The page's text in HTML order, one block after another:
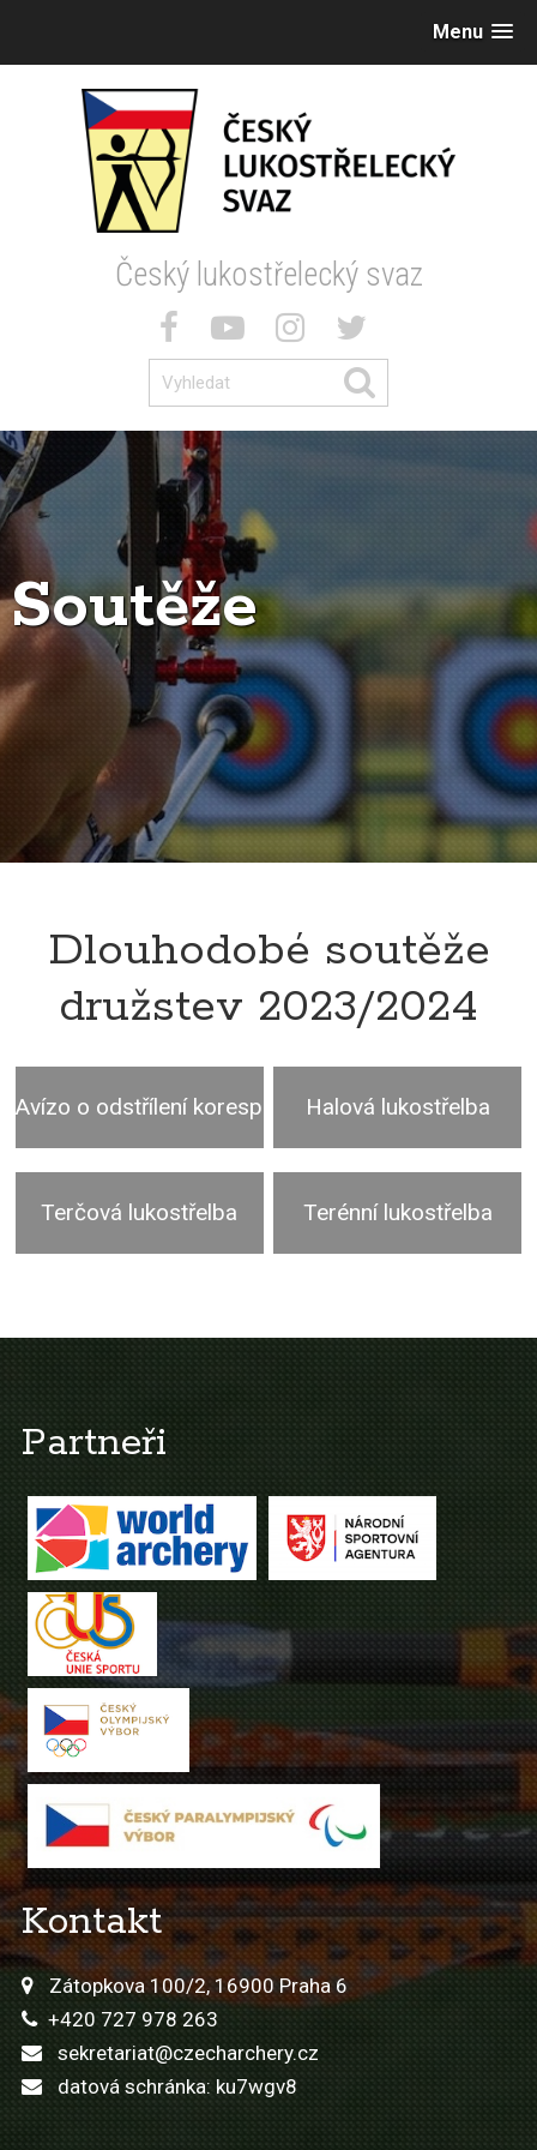
Menu
Český lukostřelecký svaz
Soutěže
Dlouhodobé soutěže
družstev 2023/2024
Avízo o odstřílení korespondenčn ..Halová lukostřelba
Terčová lukostřelba Terénní lukostřelba
Partneři
Kontakt
Zátopkova 100/2, 16900 Praha 6
+420 727 978 263
sekretariat@czecharchery.cz
datová schránka: ku7wgv8